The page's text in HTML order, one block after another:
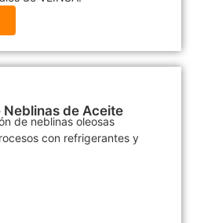
de Aceite
de neblinas oleosas
con refrigerantes y